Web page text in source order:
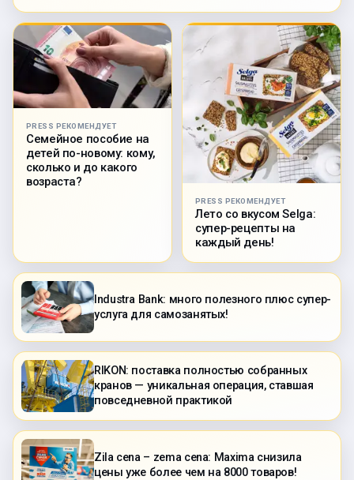
PRESS РЕКОМЕНДУЕТ
Семейное пособие на
детей по-новому: кому,
сколько и до какого
возраста?
PRESS РЕКОМЕНДУЕТ
Лето со вкусом Selga:
супер-рецепты на
каждый день!
Industra Bank: много полезного плюс супер-
услуга для самозанятых!
RIKON: поставка полностью собранных
кранов — уникальная операция, ставшая
повседневной практикой
Zila cena – zema cena: Maxima снизила
цены уже более чем на 8000 товаров!